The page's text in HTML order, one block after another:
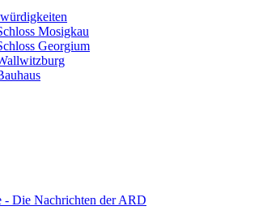
Mosigkau
Georgium
- Die Nachrichten der ARD